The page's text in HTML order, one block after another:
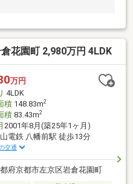
花園町 2,980万円 4LDK
万円
4LDK
積148.83m2
積83.43m2
2001年8月(築25年1ヶ月)
電鉄 八幡前駅 徒歩13分
交通
府京都市左京区岩倉花園町